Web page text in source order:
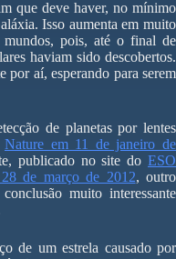
que deve haver, no mínimo
Isso aumenta em muito
mundos, pois, até o final de
haviam sido descobertos.
por aí, esperando para serem
de planetas por lentes
Nature em 11 de janeiro de
publicado no site do ESO
de março de 2012, outro
muito interessante
de um estrela causado por